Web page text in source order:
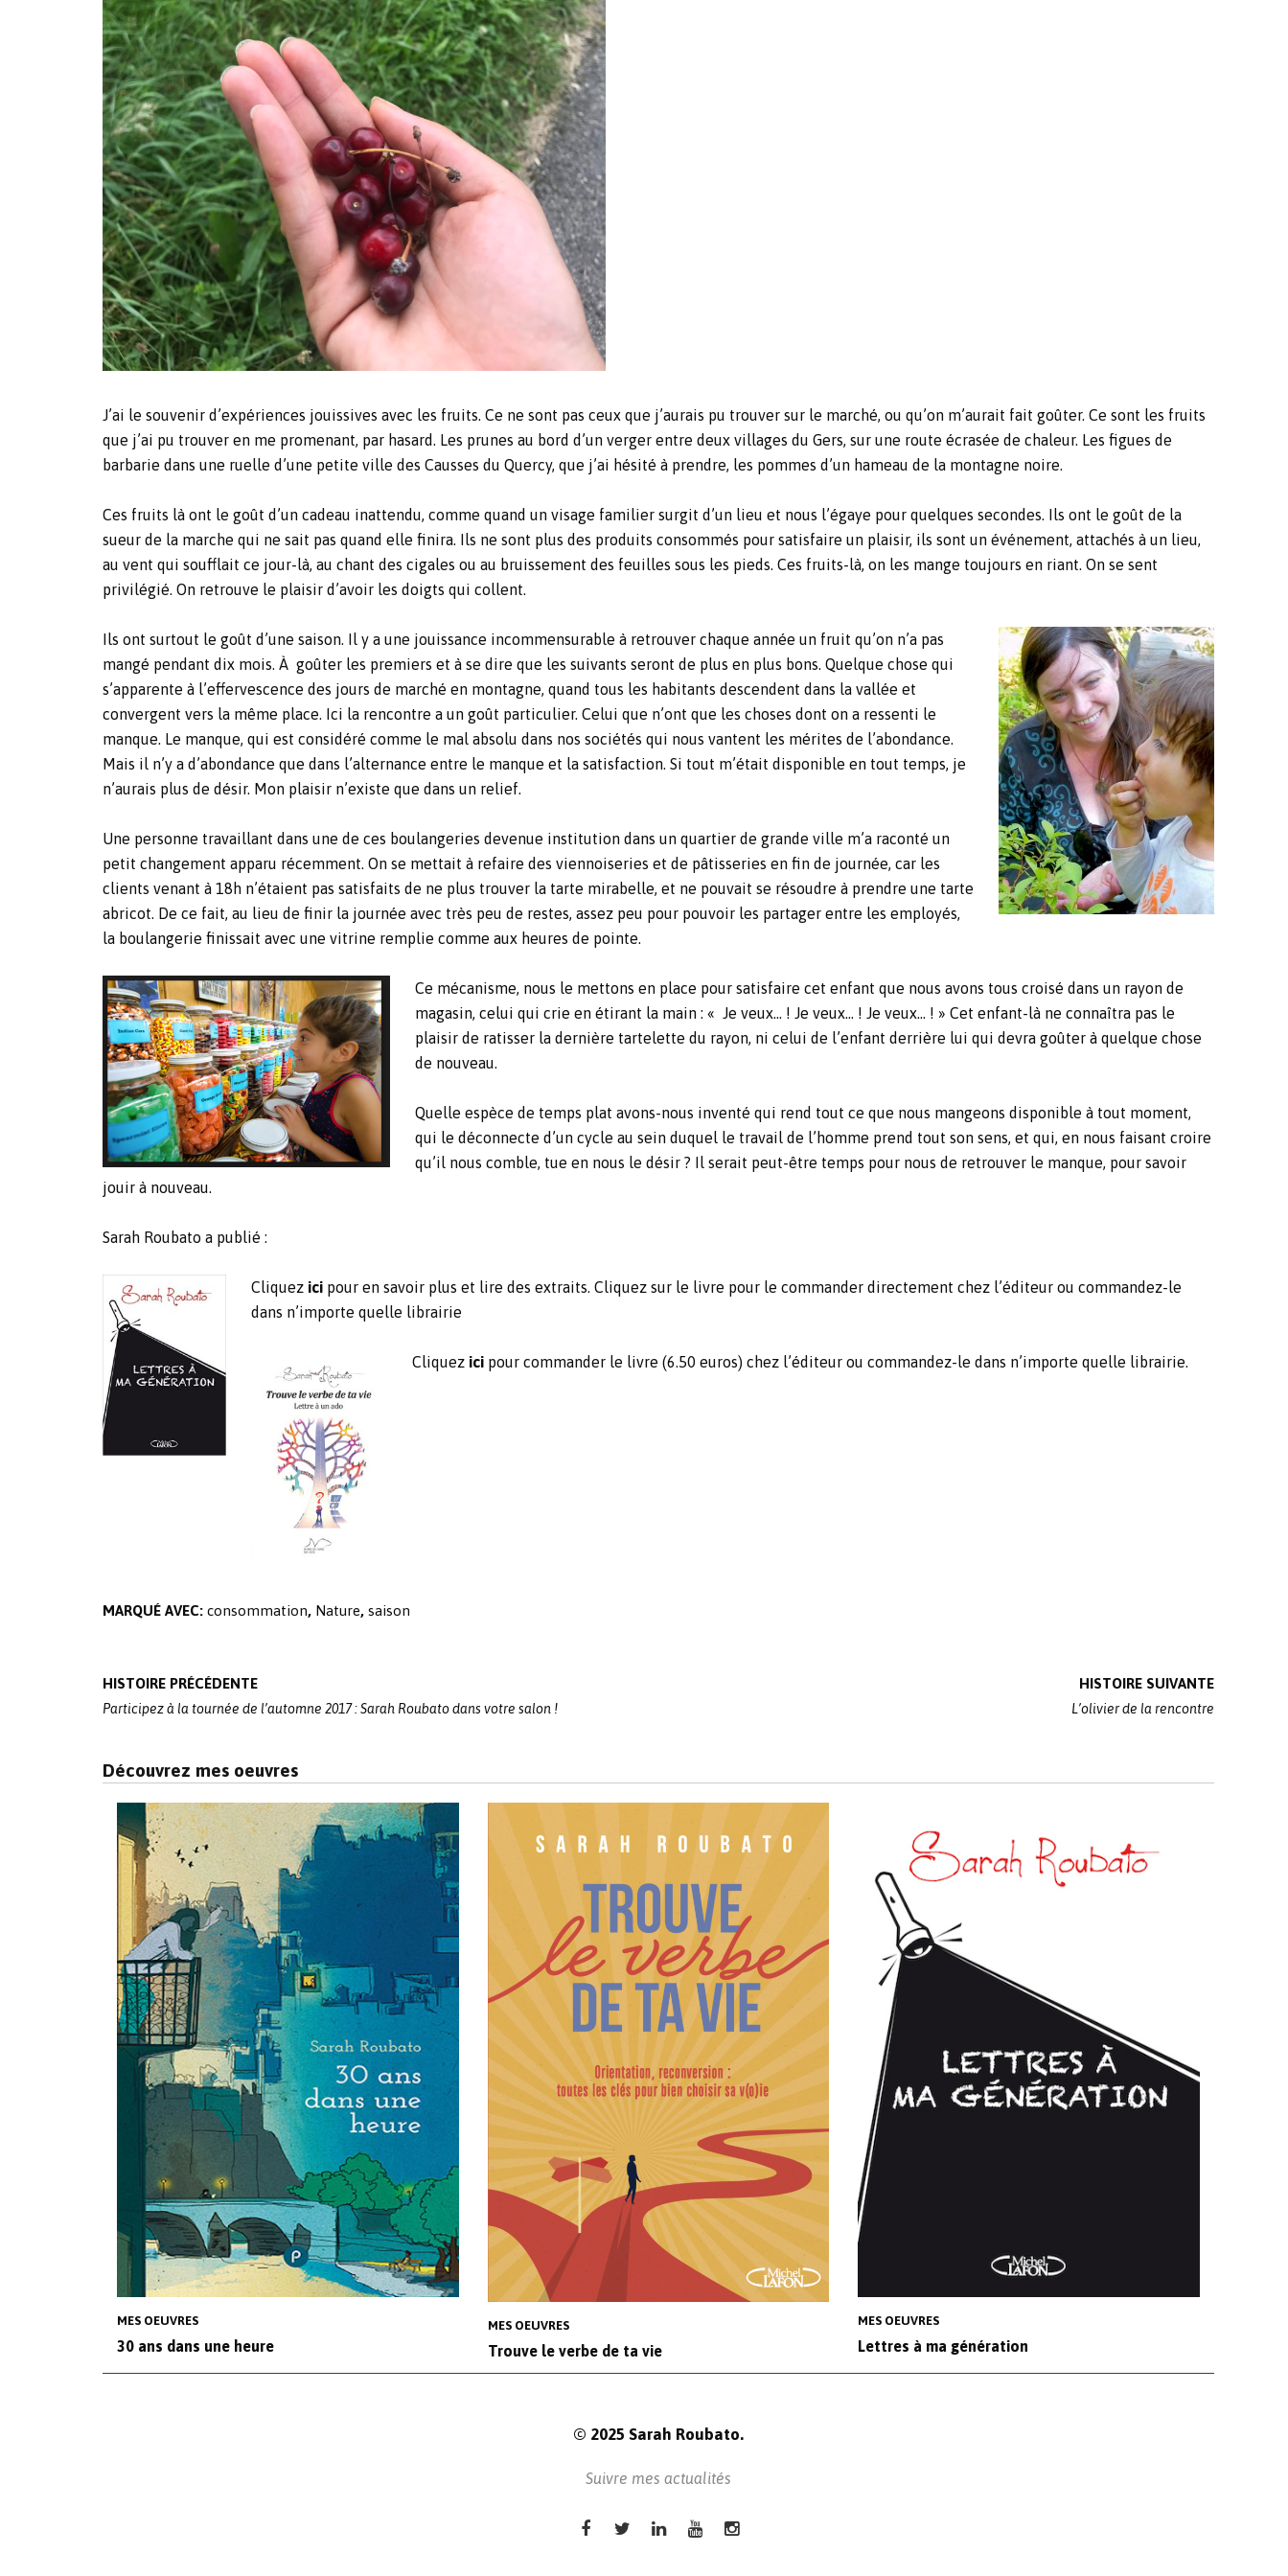
J’ai le souvenir d’expériences jouissives avec les fruits. Ce ne sont pas ceux que j’aurais pu trouver sur le marché, ou qu’on m’aurait fait goûter. Ce sont les fruits
que j’ai pu trouver en me promenant, par hasard. Les prunes au bord d’un verger entre deux villages du Gers, sur une route écrasée de chaleur. Les figues de
barbarie dans une ruelle d’une petite ville des Causses du Quercy, que j’ai hésité à prendre, les pommes d’un hameau de la montagne noire.
Ces fruits là ont le goût d’un cadeau inattendu, comme quand un visage familier surgit d’un lieu et nous l’égaye pour quelques secondes. Ils ont le goût de la
sueur de la marche qui ne sait pas quand elle finira. Ils ne sont plus des produits consommés pour satisfaire un plaisir, ils sont un événement, attachés à un lieu,
au vent qui soufflait ce jour-là, au chant des cigales ou au bruissement des feuilles sous les pieds. Ces fruits-là, on les mange toujours en riant. On se sent
privilégié. On retrouve le plaisir d’avoir les doigts qui collent.
Ils ont surtout le goût d’une saison. Il y a une jouissance incommensurable à retrouver chaque année un fruit qu’on n’a pas
mangé pendant dix mois. À goûter les premiers et à se dire que les suivants seront de plus en plus bons. Quelque chose qui
s’apparente à l’effervescence des jours de marché en montagne, quand tous les habitants descendent dans la vallée et
convergent vers la même place. Ici la rencontre a un goût particulier. Celui que n’ont que les choses dont on a ressenti le
manque. Le manque, qui est considéré comme le mal absolu dans nos sociétés qui nous vantent les mérites de l’abondance.
Mais il n’y a d’abondance que dans l’alternance entre le manque et la satisfaction. Si tout m’était disponible en tout temps, je
n’aurais plus de désir. Mon plaisir n’existe que dans un relief.
Une personne travaillant dans une de ces boulangeries devenue institution dans un quartier de grande ville m’a raconté un
petit changement apparu récemment. On se mettait à refaire des viennoiseries et de pâtisseries en fin de journée, car les
clients venant à 18h n’étaient pas satisfaits de ne plus trouver la tarte mirabelle, et ne pouvait se résoudre à prendre une tarte
abricot. De ce fait, au lieu de finir la journée avec très peu de restes, assez peu pour pouvoir les partager entre les employés,
la boulangerie finissait avec une vitrine remplie comme aux heures de pointe.
Ce mécanisme, nous le mettons en place pour satisfaire cet enfant que nous avons tous croisé dans un rayon de
magasin, celui qui crie en étirant la main : « Je veux… ! Je veux… ! Je veux… ! » Cet enfant-là ne connaîtra pas le
plaisir de ratisser la dernière tartelette du rayon, ni celui de l’enfant derrière lui qui devra goûter à quelque chose
de nouveau.
Quelle espèce de temps plat avons-nous inventé qui rend tout ce que nous mangeons disponible à tout moment,
qui le déconnecte d’un cycle au sein duquel le travail de l’homme prend tout son sens, et qui, en nous faisant croire
qu’il nous comble, tue en nous le désir ? Il serait peut-être temps pour nous de retrouver le manque, pour savoir
jouir à nouveau.
Sarah Roubato a publié :
Cliquez ici pour en savoir plus et lire des extraits. Cliquez sur le livre pour le commander directement chez l’éditeur ou commandez-le
dans n’importe quelle librairie
Cliquez ici pour commander le livre (6.50 euros) chez l’éditeur ou commandez-le dans n’importe quelle librairie.
MARQUÉ AVEC: consommation, Nature, saison
Post
navigation
HISTOIRE PRÉCÉDENTE
Participez à la tournée de l’automne 2017 : Sarah Roubato dans votre salon !
HISTOIRE SUIVANTE
L’olivier de la rencontre
Découvrez mes oeuvres
MES OEUVRES
30 ans dans une heure
MES OEUVRES
Trouve le verbe de ta vie
MES OEUVRES
Lettres à ma génération
© 2025 Sarah Roubato.
Suivre mes actualités